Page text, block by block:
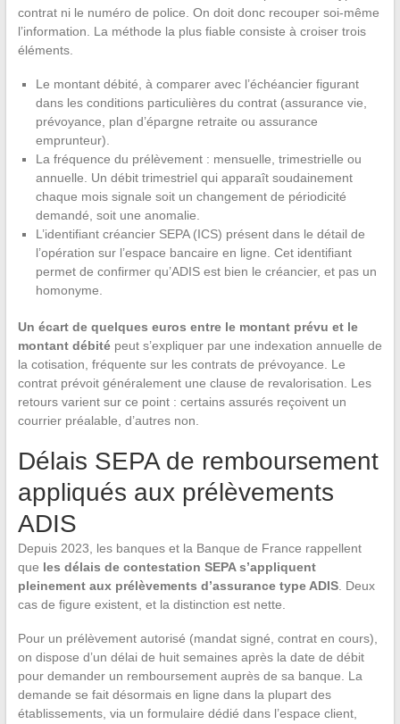
contrat ni le numéro de police. On doit donc recouper soi-même
l’information. La méthode la plus fiable consiste à croiser trois
éléments.
Le montant débité, à comparer avec l’échéancier figurant
dans les conditions particulières du contrat (assurance vie,
prévoyance, plan d’épargne retraite ou assurance
emprunteur).
La fréquence du prélèvement : mensuelle, trimestrielle ou
annuelle. Un débit trimestriel qui apparaît soudainement
chaque mois signale soit un changement de périodicité
demandé, soit une anomalie.
L’identifiant créancier SEPA (ICS) présent dans le détail de
l’opération sur l’espace bancaire en ligne. Cet identifiant
permet de confirmer qu’ADIS est bien le créancier, et pas un
homonyme.
Un écart de quelques euros entre le montant prévu et le
montant débitépeut s’expliquer par une indexation annuelle de
la cotisation, fréquente sur les contrats de prévoyance. Le
contrat prévoit généralement une clause de revalorisation. Les
retours varient sur ce point : certains assurés reçoivent un
courrier préalable, d’autres non.
Délais SEPA de remboursement
appliqués aux prélèvements
ADIS
Depuis 2023, les banques et la Banque de France rappellent
que les délais de contestation SEPA s’appliquent
pleinement aux prélèvements d’assurance type ADIS. Deux
cas de figure existent, et la distinction est nette.
Pour un prélèvement autorisé (mandat signé, contrat en cours),
on dispose d’un délai de huit semaines après la date de débit
pour demander un remboursement auprès de sa banque. La
demande se fait désormais en ligne dans la plupart des
établissements, via un formulaire dédié dans l’espace client,